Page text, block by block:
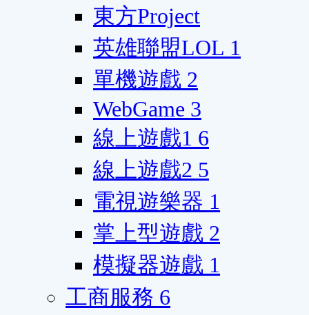
東方Project
英雄聯盟LOL 1
單機遊戲 2
WebGame 3
線上遊戲1 6
線上遊戲2 5
電視遊樂器 1
掌上型遊戲 2
模擬器遊戲 1
工商服務 6